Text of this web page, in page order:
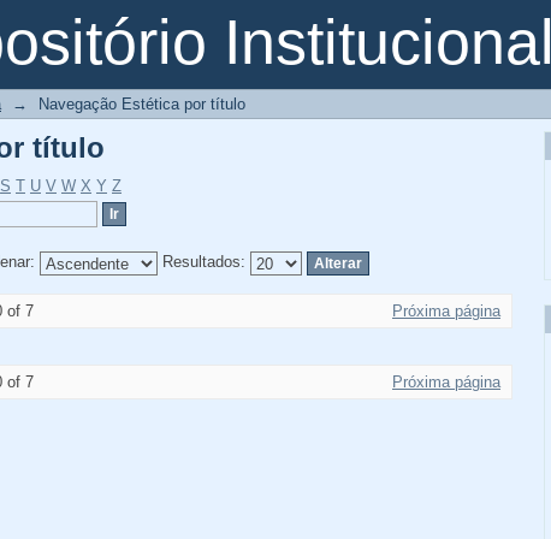
Institucional
título
→ Navegação Estética por título
título
S T U V W X Y Z
Resultados:
of 7 Próxima página
of 7 Próxima página